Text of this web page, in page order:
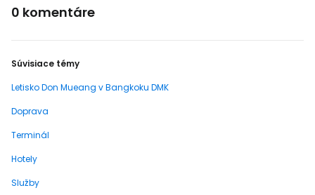
0 komentáre
Súvisiace témy
Letisko Don Mueang v Bangkoku DMK
Doprava
Terminál
Hotely
Služby